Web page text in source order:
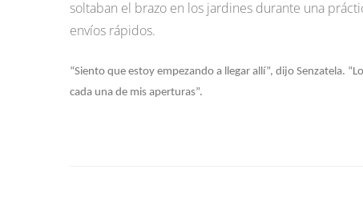
soltaban el brazo en los jardines durante una
envíos rápidos.
“Siento que estoy empezando a llegar allí”, dijo Senzatela.
cada una de mis aperturas”.